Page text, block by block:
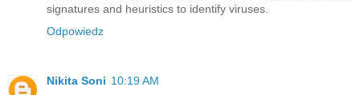
signatures and heuristics to identify viruses.
Odpowiedz
Nikita Soni 10:19 AM